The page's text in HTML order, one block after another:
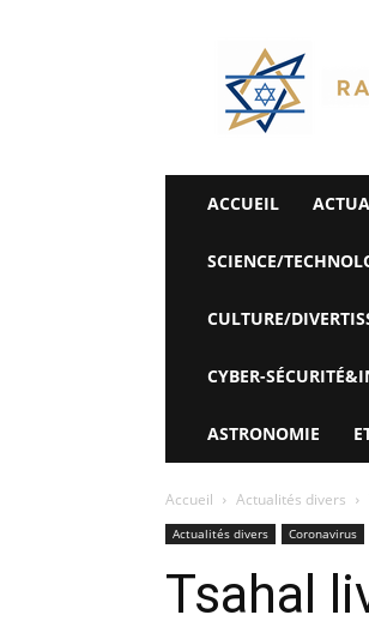
Rak
Be
Israel-
Alyaexpress-
News
ACCUEIL
SCIENCE/
CULTURE/
CYBER-
ASTRONOMIE
Accueil Actualités divers
Actualités divers Coronavirus
Tsahal